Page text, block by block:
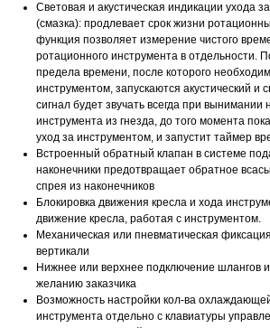
Световая и акустическая индикации ухода
(смазка): продлевает срок жизни
функция позволяет измерение чистого
ротационного инструмента в отдельности.
предела времени, после которого
инструментом, запускаются акустический и
сигнал будет звучать всегда при вынимании
инструмента из гнезда, до того момента
уход за инструментом, и запустит таймер
Встроенный обратный клапан в системе
наконечники предотвращает обратное
спрея из наконечников
Блокировка движения кресла и хода
движение кресла, работая с инструментом.
Механическая или пневматическая
вертикали
Нижнее или верхнее подключение шлангов
желанию заказчика
Возможность настройки кол-ва
инструмента отдельно с клавиатуры